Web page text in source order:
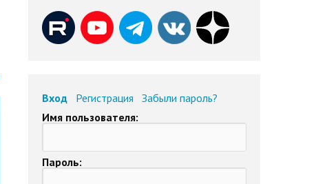
Вход Регистрация
Забыли пароль?
Имя пользователя:
Пароль: